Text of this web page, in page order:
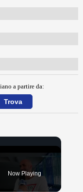
a partire da:
Now Playing